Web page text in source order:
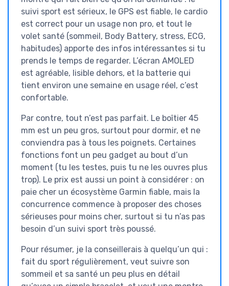
suivi sport est sérieux, le GPS est fiable, le cardio
est correct pour un usage non pro, et tout le
volet santé (sommeil, Body Battery, stress, ECG,
habitudes) apporte des infos intéressantes si tu
prends le temps de regarder. L’écran AMOLED
est agréable, lisible dehors, et la batterie qui
tient environ une semaine en usage réel, c’est
confortable.
Par contre, tout n’est pas parfait. Le boîtier 45
mm est un peu gros, surtout pour dormir, et ne
conviendra pas à tous les poignets. Certaines
fonctions font un peu gadget au bout d’un
moment (tu les testes, puis tu ne les ouvres plus
trop). Le prix est aussi un point à considérer : on
paie cher un écosystème Garmin fiable, mais la
concurrence commence à proposer des choses
sérieuses pour moins cher, surtout si tu n’as pas
besoin d’un suivi sport très poussé.
Pour résumer, je la conseillerais à quelqu’un qui :
fait du sport régulièrement, veut suivre son
sommeil et sa santé un peu plus en détail